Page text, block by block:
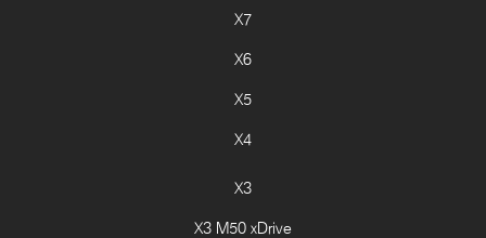
X7
X6
X5
X4
X3
X3 M50 xDrive